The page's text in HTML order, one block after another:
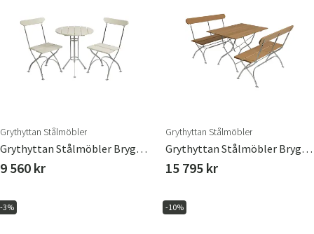
Grythyttan Stålmöbler
Grythyttan Stålmöbler Bryggeri Cafésæt Hvid
9 560 kr
Grythyttan Stålmöbler
Grythyttan Stålmöbler Bryggerigruppe Bord & 2 Sofaer Eg
15 795 kr
-3% -10%